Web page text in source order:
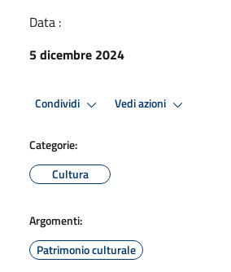
Data :
5 dicembre 2024
Condividi Vedi azioni
Categorie:
Cultura
Argomenti:
Patrimonio culturale